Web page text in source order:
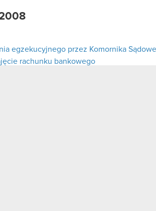
egzekucyjnego przez Komornika
rachunku bankowego